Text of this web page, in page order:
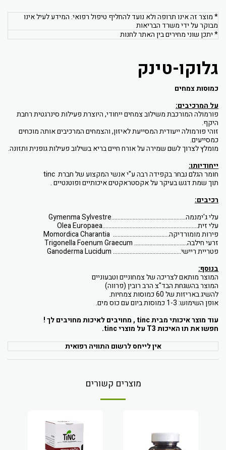
* מוצר זה אינו תרופה ולא נועד להחליף טיפול רפואי. המידע לעיל אינו
מבוקר על ידי משרד הבריאות
* יתכן שוני מחירים בין האתר לחנות
גלוקו-טינק
כמוסות צמחים
על המרכיבים:
פורמולה המורכבת משילוב צמחים ייחודי, היוצרת פעילות סינרגטית רחבת
היקף.
זוהי פורמולה ייעודית המסייעת לאיזון, והצמחים המרכיבים אותה מוכחים
כמסייעים.
מומלץ לצרוך לשם שמירה על אורח חיים בריא בשילוב פעילות גופנית ותזונה.
ייחודיותו:
חומר הגלם נבחר בקפידה רבה ע"י אנשי המקצוע של חברת tinc
תוך שמת דגש בעיקר על אקסטראקטים איכותיים ופוטנטיים .
רכיבים:
עלי ג'ימנמה.................................................Gymenma Sylvestre
עלי זית...............................................................Olea Europaea
פירות מומורדיקה..................................... Momordica Charantia
זרעי חילבה...................................Trigonella Foenum Graecum
פטריית ריישי.............................................Ganoderma Lucidum
בנוסף:
המוצר מותאם לצריכה של צמחוניים וטבעוניים
המוצר בהשגחת הבד"צ הרב רובין (פרווה)
להשיג באריזות של 60 כמוסות צמחיות.
אופן השימוש: 1-3 כמוסות ביום עם כוס מים.
עוד מוצר איכותי מביתtinc, מחויבים לאיכות מחויבים לך !
חפשו את תו האיכות 3 T על מוצריtinc
.
אין לייחס לרשום התוויה רפואית
מוצרים קשורים